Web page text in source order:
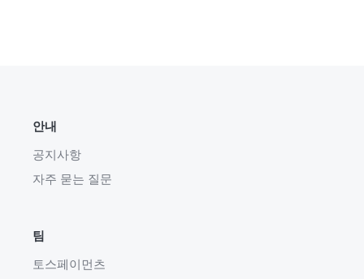
안내
공지사항
자주 묻는 질문
팀
토스페이먼츠